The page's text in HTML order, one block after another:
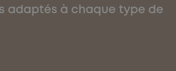
adaptés à chaque type de